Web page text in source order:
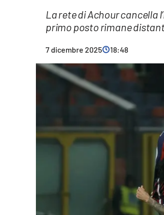
La rete di Achour cancella
primo posto rimane
7 dicembre 2025 18:48